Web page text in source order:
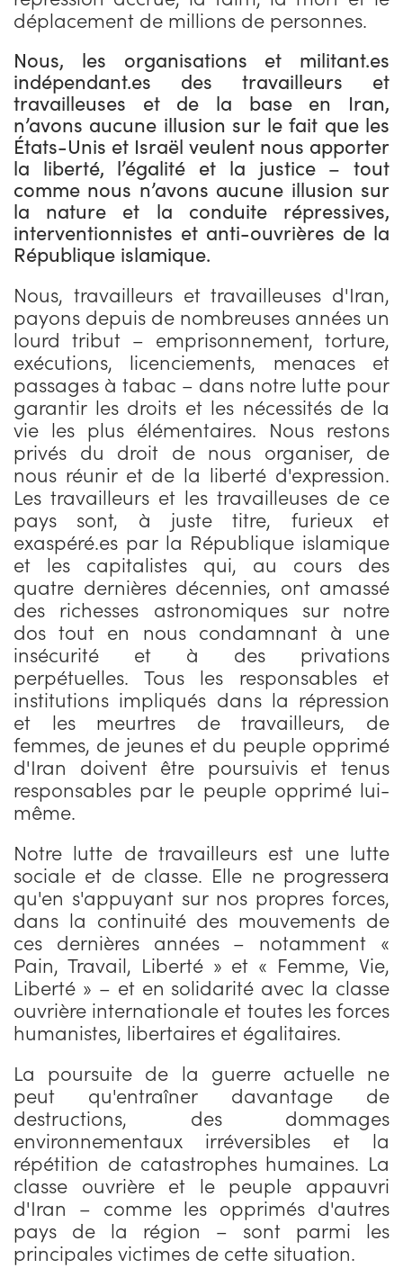
déplacement de millions de personnes.
Nous, les organisations et militant.es
indépendant.es des travailleurs et
travailleuses et de la base en Iran,
n’avons aucune illusion sur le fait que les
États-Unis et Israël veulent nous apporter
la liberté, l’égalité et la justice – tout
comme nous n’avons aucune illusion sur
la nature et la conduite répressives,
interventionnistes et anti-ouvrières de la
République islamique.
Nous, travailleurs et travailleuses d'Iran,
payons depuis de nombreuses années un
lourd tribut – emprisonnement, torture,
exécutions, licenciements, menaces et
passages à tabac – dans notre lutte pour
garantir les droits et les nécessités de la
vie les plus élémentaires. Nous restons
privés du droit de nous organiser, de
nous réunir et de la liberté d'expression.
Les travailleurs et les travailleuses de ce
pays sont, à juste titre, furieux et
exaspéré.es par la République islamique
et les capitalistes qui, au cours des
quatre dernières décennies, ont amassé
des richesses astronomiques sur notre
dos tout en nous condamnant à une
insécurité et à des privations
perpétuelles. Tous les responsables et
institutions impliqués dans la répression
et les meurtres de travailleurs, de
femmes, de jeunes et du peuple opprimé
d'Iran doivent être poursuivis et tenus
responsables par le peuple opprimé lui-
même.
Notre lutte de travailleurs est une lutte
sociale et de classe. Elle ne progressera
qu'en s'appuyant sur nos propres forces,
dans la continuité des mouvements de
ces dernières années – notamment «
Pain, Travail, Liberté » et « Femme, Vie,
Liberté » – et en solidarité avec la classe
ouvrière internationale et toutes les forces
humanistes, libertaires et égalitaires.
La poursuite de la guerre actuelle ne
peut qu'entraîner davantage de
destructions, des dommages
environnementaux irréversibles et la
répétition de catastrophes humaines. La
classe ouvrière et le peuple appauvri
d'Iran – comme les opprimés d'autres
pays de la région – sont parmi les
principales victimes de cette situation.